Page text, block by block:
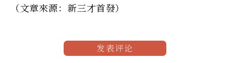
（文章來源：新三才首發）
发表评论